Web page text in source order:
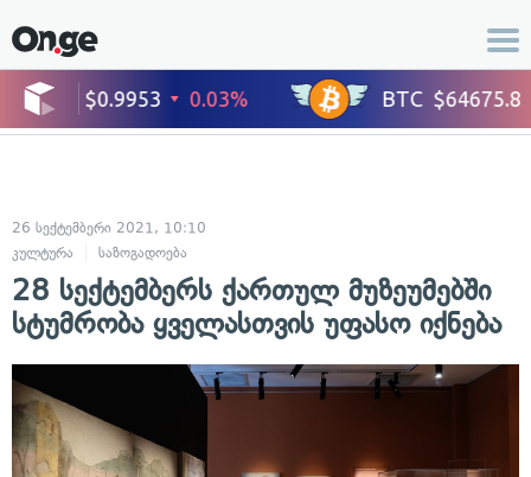
26 სექტემბერი 2021, 10:10
კულტურა
საზოგადოება
28 სექტემბერს ქართულ მუზეუმებში
სტუმრობა ყველასთვის უფასო იქნება